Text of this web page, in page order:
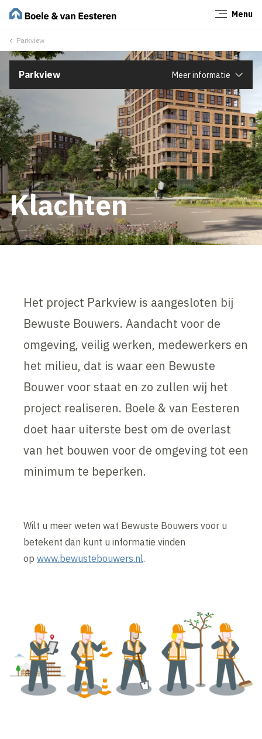
Menu
Parkview
Parkview Meer informatie
Klachten
Het project Parkview is aangesloten bij
Bewuste Bouwers. Aandacht voor de
omgeving, veilig werken, medewerkers en
het milieu, dat is waar een Bewuste
Bouwer voor staat en zo zullen wij het
project realiseren. Boele & van Eesteren
doet haar uiterste best om de overlast
van het bouwen voor de omgeving tot een
minimum te beperken.
Wilt u meer weten wat Bewuste Bouwers voor u
betekent dan kunt u informatie vinden
opwww.bewustebouwers.nl.
Sluiten